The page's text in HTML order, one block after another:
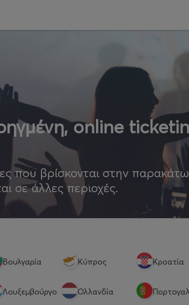
online
που βρίσκονται στην παρακάτω
σε άλλες περιοχές.
Βουλγαρία Κύπρος Κροατία
Λουξεμβούργο Ολλανδία